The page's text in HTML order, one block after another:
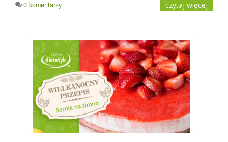
0 komentarzy
czytaj więcej